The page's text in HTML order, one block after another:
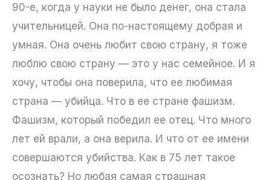
90-е, когда у науки не было денег, она стала
учительницей. Она по-настоящему добрая и
умная. Она очень любит свою страну, я тоже
люблю свою страну — это у нас семейное. И я
хочу, чтобы она поверила, что ее любимая
страна — убийца. Что в ее стране фашизм.
Фашизм, который победил ее отец. Что много
лет ей врали, а она верила. И что от ее имени
совершаются убийства. Как в 75 лет такое
осознать? Но любая самая страшная